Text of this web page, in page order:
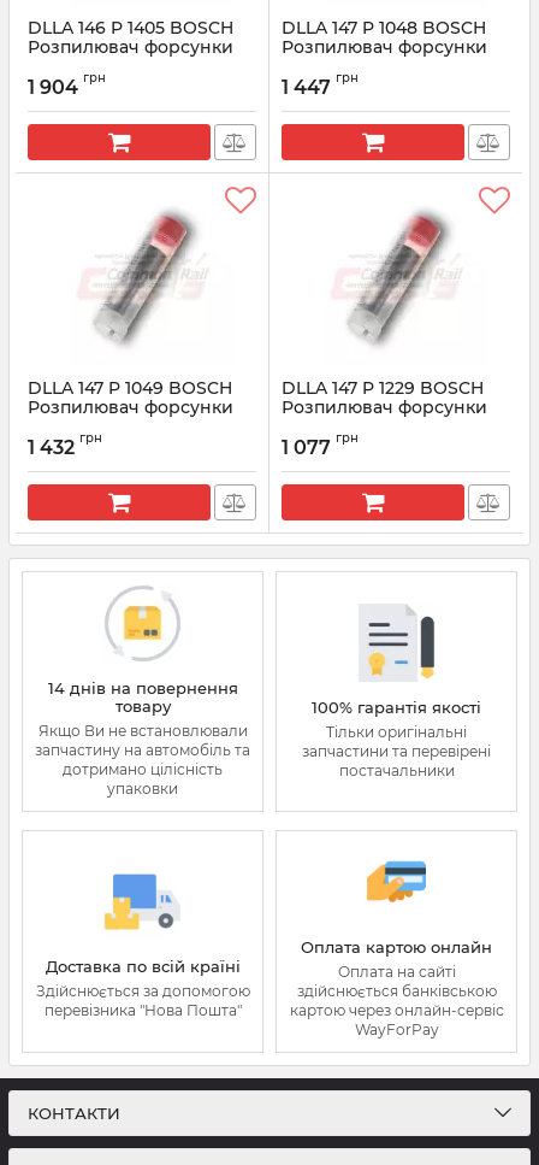
DLLA 146 P 1405 BOSCH
Розпилювач форсунки
Артикул:
1 904 грн
DLLA 147 P 1048 BOSCH
Розпилювач форсунки
Артикул:
1 447 грн
DLLA 147 P 1049 BOSCH
Розпилювач форсунки
Артикул:
1 432 грн
DLLA 147 P 1229 BOSCH
Розпилювач форсунки
Артикул:
1 077 грн
14 днів на повернення
товару
Якщо Ви не встановлювали
запчастину на автомобіль та
дотримано цілісність
упаковки
100% гарантія якості
Тільки оригінальні
запчастини та перевірені
постачальники
Доставка по всій країні
Здійснюється за допомогою
перевізника "Нова Пошта"
Оплата картою онлайн
Оплата на сайті
здійснюється банківською
картою через онлайн-сервіс
WayForPay
КОНТАКТИ